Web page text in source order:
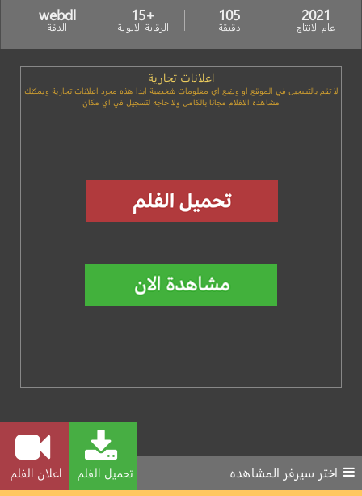
2021
عام الانتاج
105
دقيقة
+15
الرقابة الابوية
webdl
الدقة
اعلانات تجارية
لا تقم بالتسجيل في الموقع او وضع اي معلومات شخصية ابدا هذه مجرد اعلانات تجارية ويمكنك
مشاهده الافلام مجانا بالكامل ولا حاجه لتسجيل في اي مكان
تحميل الفلم اعلان الفلم اختر سيرفر المشاهده